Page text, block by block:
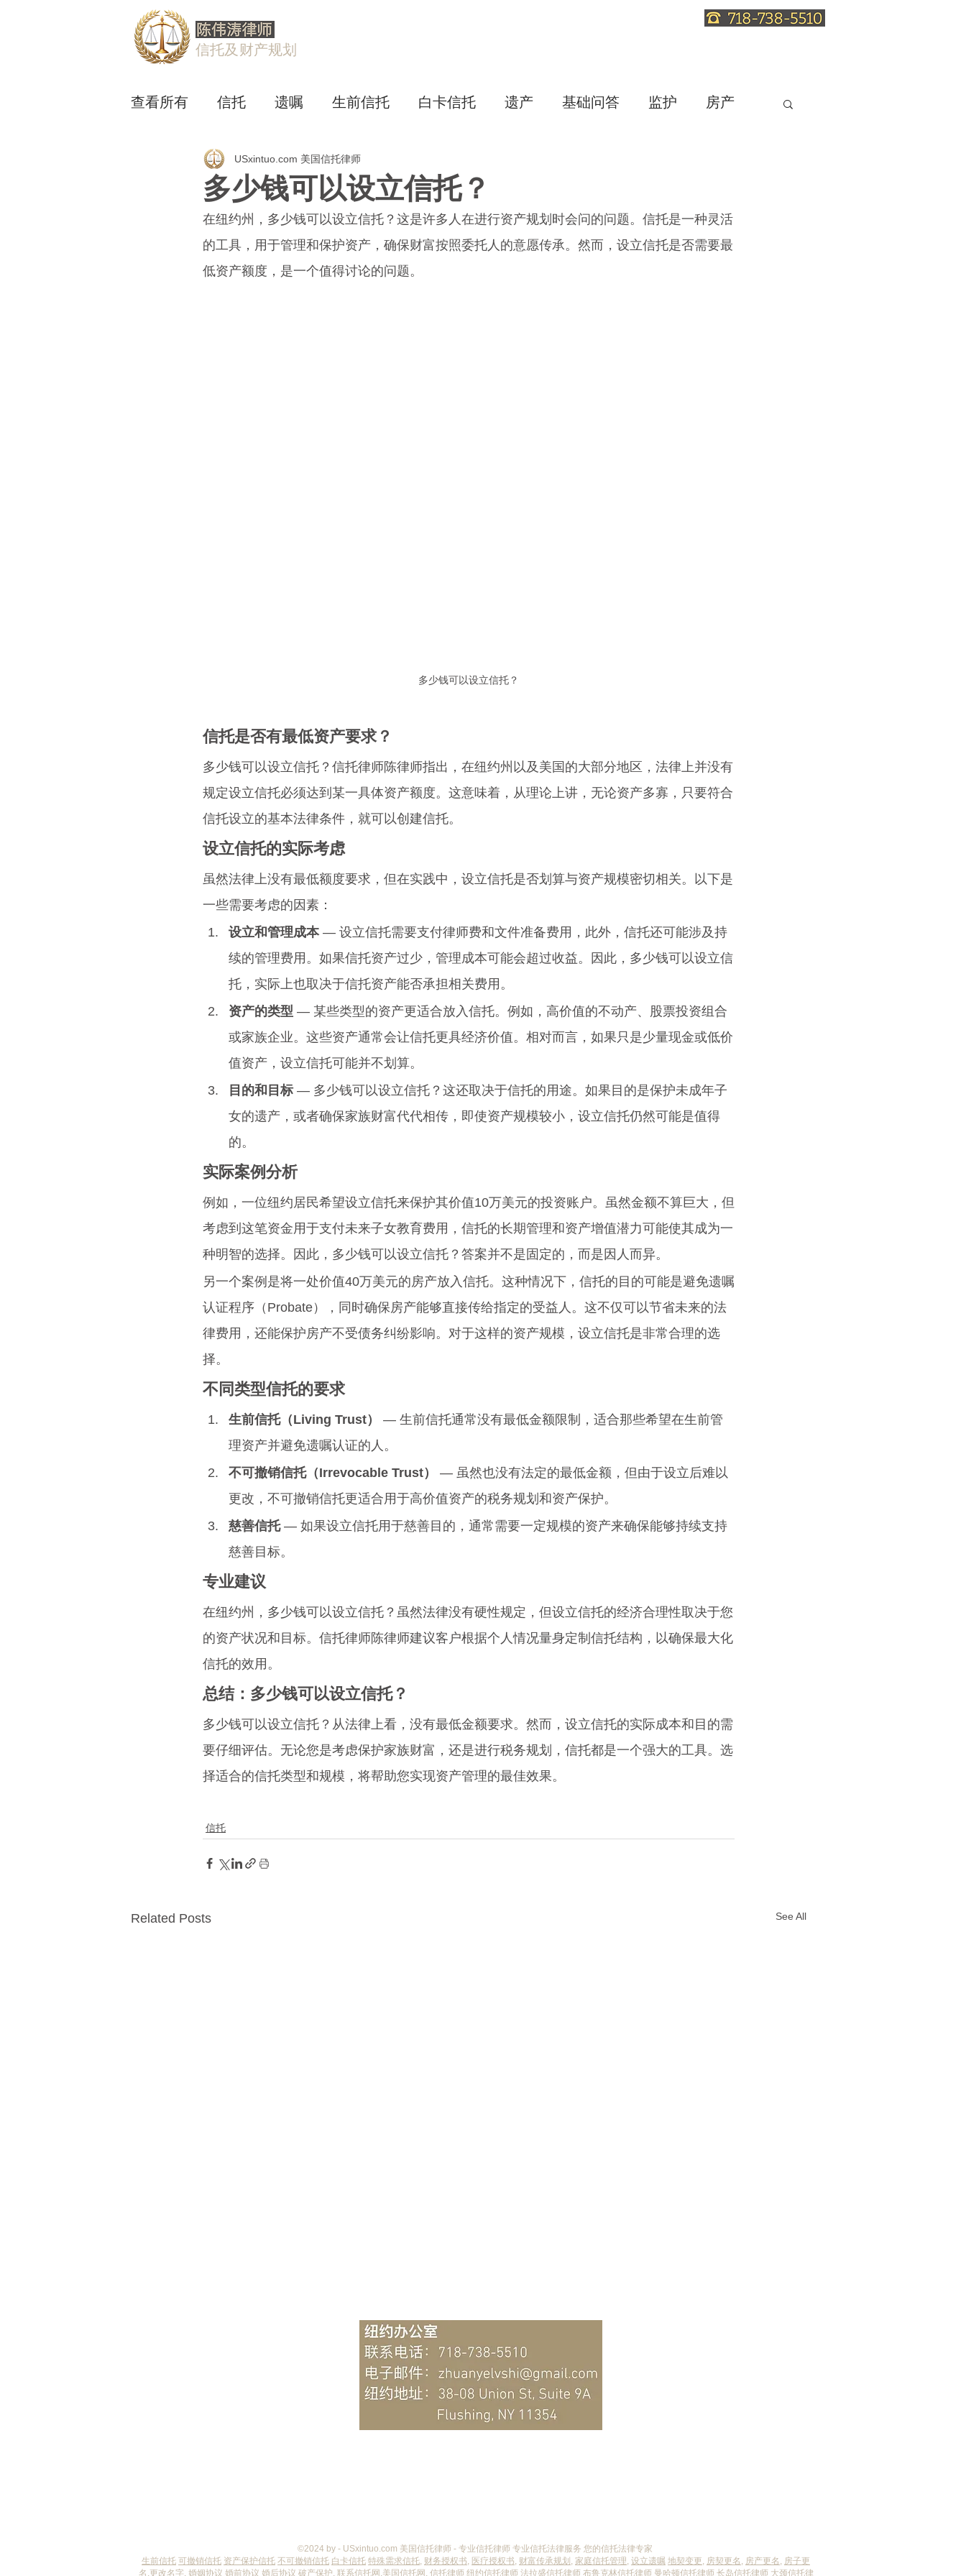
信托及财产规划
查看所有 信托 遗嘱 生前信托 白卡信托 遗产 基础问答 监护 房产
多少钱可以设立信托？
USxintuo.com 美国信托律师
在纽约州，多少钱可以设立信托？这是许多人在进行资产规划时会问的问题。信托是一种灵活
的工具，用于管理和保护资产，确保财富按照委托人的意愿传承。然而，设立信托是否需要最
低资产额度，是一个值得讨论的问题。
多少钱可以设立信托？
信托是否有最低资产要求？
多少钱可以设立信托？信托律师陈律师指出，在纽约州以及美国的大部分地区，法律上并没有
规定设立信托必须达到某一具体资产额度。这意味着，从理论上讲，无论资产多寡，只要符合
信托设立的基本法律条件，就可以创建信托。
设立信托的实际考虑
虽然法律上没有最低额度要求，但在实践中，设立信托是否划算与资产规模密切相关。以下是
一些需要考虑的因素：
设立和管理成本 — 设立信托需要支付律师费和文件准备费用，此外，信托还可能涉及持
续的管理费用。如果信托资产过少，管理成本可能会超过收益。因此，多少钱可以设立信
托，实际上也取决于信托资产能否承担相关费用。
资产的类型 — 某些类型的资产更适合放入信托。例如，高价值的不动产、股票投资组合
或家族企业。这些资产通常会让信托更具经济价值。相对而言，如果只是少量现金或低价
值资产，设立信托可能并不划算。
目的和目标 — 多少钱可以设立信托？这还取决于信托的用途。如果目的是保护未成年子
女的遗产，或者确保家族财富代代相传，即使资产规模较小，设立信托仍然可能是值得
的。
实际案例分析
例如，一位纽约居民希望设立信托来保护其价值10万美元的投资账户。虽然金额不算巨大，但
考虑到这笔资金用于支付未来子女教育费用，信托的长期管理和资产增值潜力可能使其成为一
种明智的选择。因此，多少钱可以设立信托？答案并不是固定的，而是因人而异。
另一个案例是将一处价值40万美元的房产放入信托。这种情况下，信托的目的可能是避免遗嘱
认证程序（Probate），同时确保房产能够直接传给指定的受益人。这不仅可以节省未来的法
律费用，还能保护房产不受债务纠纷影响。对于这样的资产规模，设立信托是非常合理的选
择。
不同类型信托的要求
生前信托（Living Trust）
— 生前信托通常没有最低金额限制，适合那些希望在生前管
理资产并避免遗嘱认证的人。
不可撤销信托（Irrevocable Trust）
— 虽然也没有法定的最低金额，但由于设立后难以
更改，不可撤销信托更适合用于高价值资产的税务规划和资产保护。
慈善信托 — 如果设立信托用于慈善目的，通常需要一定规模的资产来确保能够持续支持
慈善目标。
专业建议
在纽约州，多少钱可以设立信托？虽然法律没有硬性规定，但设立信托的经济合理性取决于您
的资产状况和目标。信托律师陈律师建议客户根据个人情况量身定制信托结构，以确保最大化
信托的效用。
总结：多少钱可以设立信托？
多少钱可以设立信托？从法律上看，没有最低金额要求。然而，设立信托的实际成本和目的需
要仔细评估。无论您是考虑保护家族财富，还是进行税务规划，信托都是一个强大的工具。选
择适合的信托类型和规模，将帮助您实现资产管理的最佳效果。
信托
Related Posts See All
©2024 by - USxintuo.com 美国信托律师 - 专业信托律师 专业信托法律服务 您的信托法律专家
生前信托 可撤销信托 资产保护信托 不可撤销信托 白卡信托 特殊需求信托, 财务授权书, 医疗授权书, 财富传承规划, 家庭信托管理, 设立遗嘱 地契变更, 房契更名 , 房产更名 , 房子更
名 ,更改名字, 婚姻协议 婚前协议 婚后协议 破产保护, 联系信托网,美国信托网, 信托律师 纽约信托律师 法拉盛信托律师 布鲁克林信托律师 曼哈顿信托律师 长岛信托律师 大颈信托律